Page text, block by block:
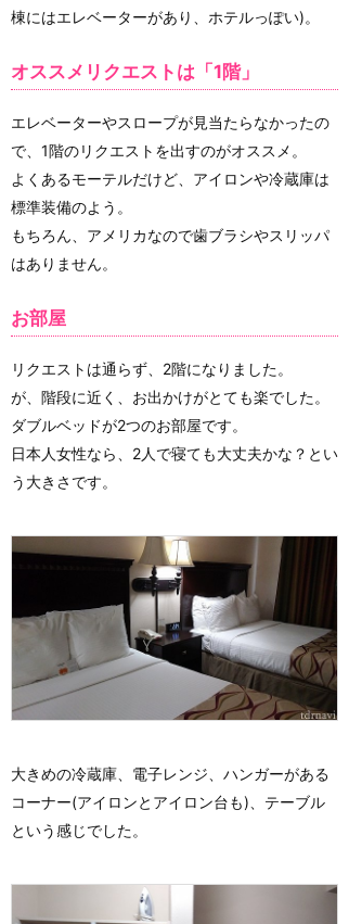
棟にはエレベーターがあり、ホテルっぽい)。
オススメリクエストは「1階」
エレベーターやスロープが見当たらなかったの
で、1階のリクエストを出すのがオススメ。
よくあるモーテルだけど、アイロンや冷蔵庫は
標準装備のよう。
もちろん、アメリカなので歯ブラシやスリッパ
はありません。
お部屋
リクエストは通らず、2階になりました。
が、階段に近く、お出かけがとても楽でした。
ダブルベッドが2つのお部屋です。
日本人女性なら、2人で寝ても大丈夫かな？とい
う大きさです。
大きめの冷蔵庫、電子レンジ、ハンガーがある
コーナー(アイロンとアイロン台も)、テーブル
という感じでした。